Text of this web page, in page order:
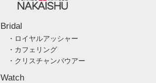
Bridal
・ロイヤルアッシャー
・カフェリング
・クリスチャンバウアー
Watch